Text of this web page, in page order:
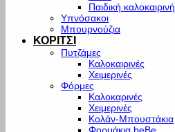
Παιδική καλοκαιρινή
Υπνόσακοι
Μπουρνούζια
ΚΟΡΙΤΣΙ
Πυτζάμες
Καλοκαιρινές
Χειμερινές
Φόρμες
Καλοκαρινές
Χειμερινές
Κολάν-Μπουστάκια